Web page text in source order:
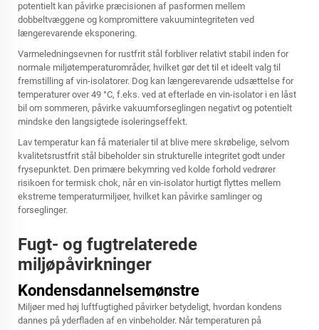
potentielt kan påvirke præcisionen af pasformen mellem
dobbeltvæggene og kompromittere vakuumintegriteten ved
længerevarende eksponering.
Varmeledningsevnen for rustfrit stål forbliver relativt stabil inden for
normale miljøtemperaturområder, hvilket gør det til et ideelt valg til
fremstilling af vin-isolatorer. Dog kan længerevarende udsættelse for
temperaturer over 49 °C, f.eks. ved at efterlade en vin-isolator i en låst
bil om sommeren, påvirke vakuumforseglingen negativt og potentielt
mindske den langsigtede isoleringseffekt.
Lav temperatur kan få materialer til at blive mere skrøbelige, selvom
kvalitetsrustfrit stål bibeholder sin strukturelle integritet godt under
frysepunktet. Den primære bekymring ved kolde forhold vedrører
risikoen for termisk chok, når en vin-isolator hurtigt flyttes mellem
ekstreme temperaturmiljøer, hvilket kan påvirke samlinger og
forseglinger.
Fugt- og fugtrelaterede
miljøpåvirkninger
Kondensdannelsemønstre
Miljøer med høj luftfugtighed påvirker betydeligt, hvordan kondens
dannes på yderfladen af en vinbeholder. Når temperaturen på